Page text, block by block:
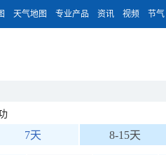
天气地图 专业产品 资讯 视频 节气
7天 8-15天